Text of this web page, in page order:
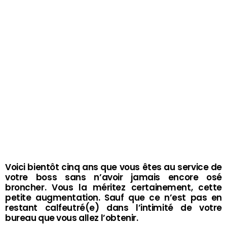
Voici bientôt cinq ans que vous êtes au service de
votre boss sans n’avoir jamais encore osé
broncher. Vous la méritez certainement, cette
petite augmentation. Sauf que ce n’est pas en
restant calfeutré(e) dans l’intimité de votre
bureau que vous allez l’obtenir.